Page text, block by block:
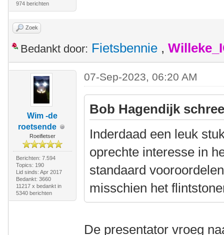
974 berichten
Zoek
Bedankt door: Fietsbennie ,
Wim -de
roetsende
Roeifietser
Berichten: 7.594
Topics: 190
Lid sinds: Apr 2017
Bedankt: 3660
11217 x bedankt in
5340 berichten
07-Sep-2023, 06:20 AM
Bob Hagendijk
Inderdaad een leuk
oprechte interesse in
standaard
misschien het
De presentator vroeg